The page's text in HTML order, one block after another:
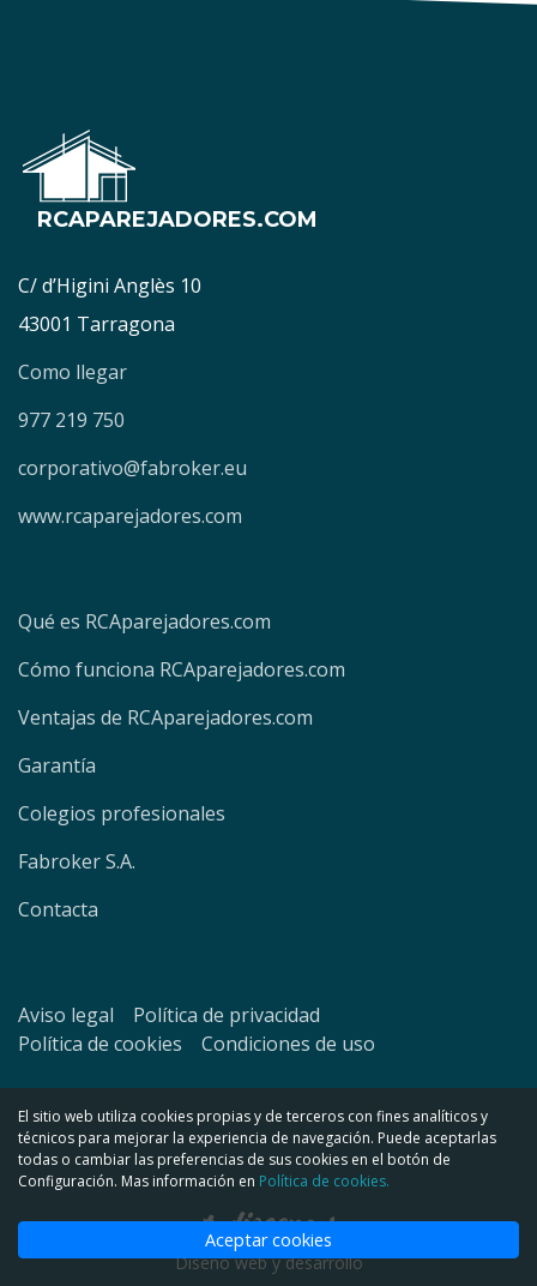
RCAPAREJADORES.COM
C/ d’Higini Anglès 10
43001 Tarragona
Como llegar
977 219 750
corporativo@fabroker.eu
www.rcaparejadores.com
Qué es RCAparejadores.com
Cómo funciona RCAparejadores.com
Ventajas de RCAparejadores.com
Garantía
Colegios profesionales
Fabroker S.A.
Contacta
Aviso legal
Política de privacidad
Política de cookies
Condiciones de uso
Diseño web y desarrollo
El sitio web utiliza cookies propias y de terceros con fines analíticos y
técnicos para mejorar la experiencia de navegación. Puede aceptarlas
todas o cambiar las preferencias de sus cookies en el botón de
Configuración. Mas información en Política de cookies.
Aceptar cookies